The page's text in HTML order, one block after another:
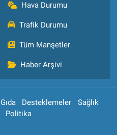
Hava Durumu
Trafik Durumu
Tüm Manşetler
Haber Arşivi
Gıda Desteklemeler
Sağlık
Politika